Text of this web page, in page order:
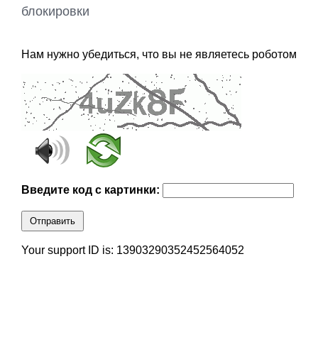
блокировки
Нам нужно убедиться, что вы не являетесь роботом
Введите код с картинки:
Отправить
Your support ID is: 13903290352452564052